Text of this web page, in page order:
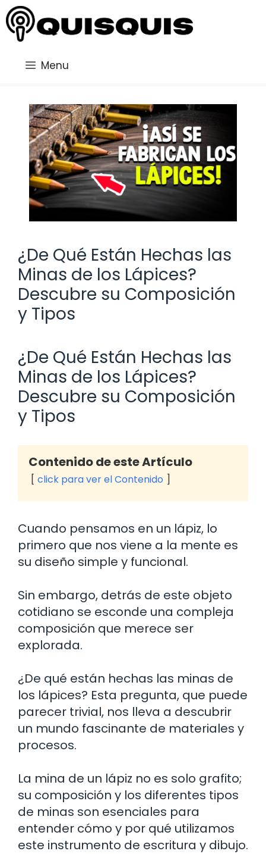
Saltar
al
contenido
Menu
¿De Qué Están Hechas las
Minas de los Lápices?
Descubre su Composición
y Tipos
¿De Qué Están Hechas las
Minas de los Lápices?
Descubre su Composición
y Tipos
Contenido de este Artículo
click para ver el Contenido
Cuando pensamos en un lápiz, lo
primero que nos viene a la mente es
su diseño simple y funcional.
Sin embargo, detrás de este objeto
cotidiano se esconde una compleja
composición que merece ser
explorada.
¿De qué están hechas las minas de
los lápices? Esta pregunta, que puede
parecer trivial, nos lleva a descubrir
un mundo fascinante de materiales y
procesos.
La mina de un lápiz no es solo grafito;
su composición y los diferentes tipos
de minas son esenciales para
entender cómo y por qué utilizamos
este instrumento de escritura y dibujo.